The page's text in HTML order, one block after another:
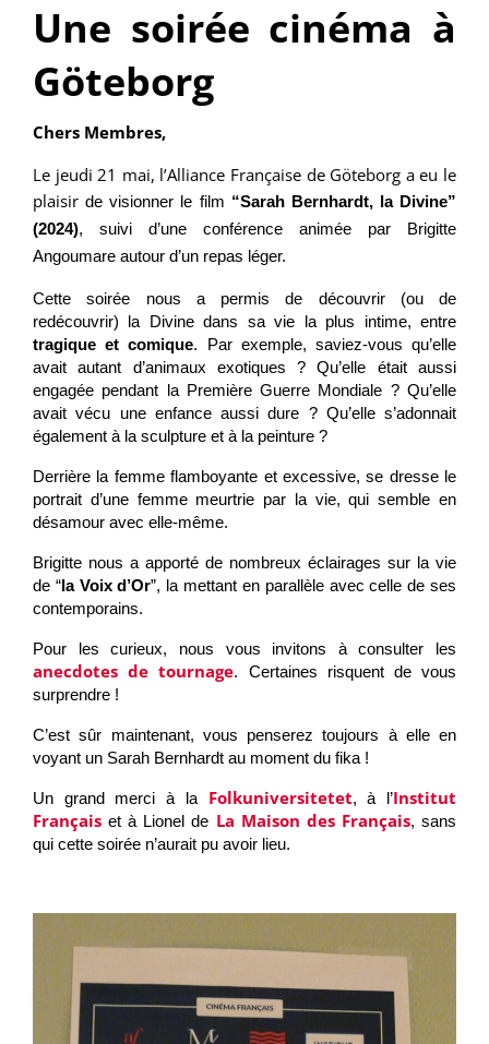
Une soirée cinéma à
Göteborg
Chers Membres,
Le jeudi 21 mai, l’Alliance Française de Göteborg a eu le
plaisirde visionner le film “Sarah Bernhardt, la Divine”
(2024), suivi d’une conférence animée par Brigitte
Angoumare autour d’un repas léger.
Cette soirée nous a permis de découvrir (ou de
redécouvrir) la Divine dans sa vie la plus intime, entre
tragique et comique. Par exemple, saviez-vous qu’elle
avait autant d’animaux exotiques ? Qu’elle était aussi
engagée pendant la Première Guerre Mondiale ? Qu’elle
avait vécu une enfance aussi dure ? Qu’elle s’adonnait
également à la sculpture et à la peinture ?
Derrière la femme flamboyante et excessive, se dresse le
portrait d’une femme meurtrie par la vie, qui semble en
désamour avec elle-même.
Brigitte nous a apporté de nombreux éclairages sur la vie
de “la Voix d’Or”, la mettant en parallèle avec celle de ses
contemporains.
Pour les curieux, nous vous invitons à consulter les
anecdotes de tournage. Certaines risquent de vous
surprendre !
C’est sûr maintenant, vous penserez toujours à elle en
voyant un Sarah Bernhardt au moment du fika !
Un grand merci à la Folkuniversitetet, à l’Institut
Français et à Lionel de La Maison des Français, sans
qui cette soirée n’aurait pu avoir lieu.